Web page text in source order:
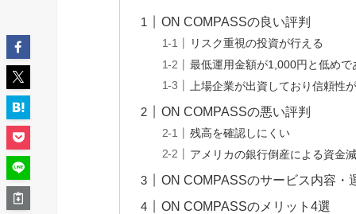
ON COMPASSの良い評判
リスク重視の投資が行える
最低運用金額が1,000円と低めで
上場企業が出資しており信頼性
ON COMPASSの悪い評判
残高を確認しにくい
アメリカの銀行倒産による資金
ON COMPASSのサービス内容・
ON COMPASSのメリット4選